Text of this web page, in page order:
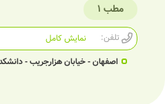
مطب 1
تلفن:
نمایش کامل
اصفهان - خیابان هزارجریب -